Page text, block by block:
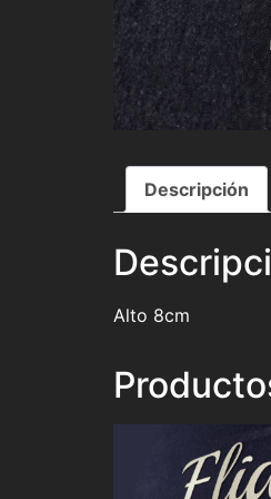
Descripción
Alto 8cm